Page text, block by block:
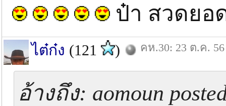
ป๋า สวดยอ
ไต๋ก๋ง (121 ) คห.30: 23 ต.ค. 56
อ้างถึง: aomoun